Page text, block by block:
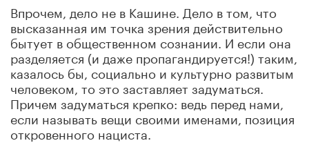
Впрочем, дело не в Кашине. Дело в том, что
высказанная им точка зрения действительно
бытует в общественном сознании. И если она
разделяется (и даже пропагандируется!) таким,
казалось бы, социально и культурно развитым
человеком, то это заставляет задуматься.
Причем задуматься крепко: ведь перед нами,
если называть вещи своими именами, позиция
откровенного нациста.